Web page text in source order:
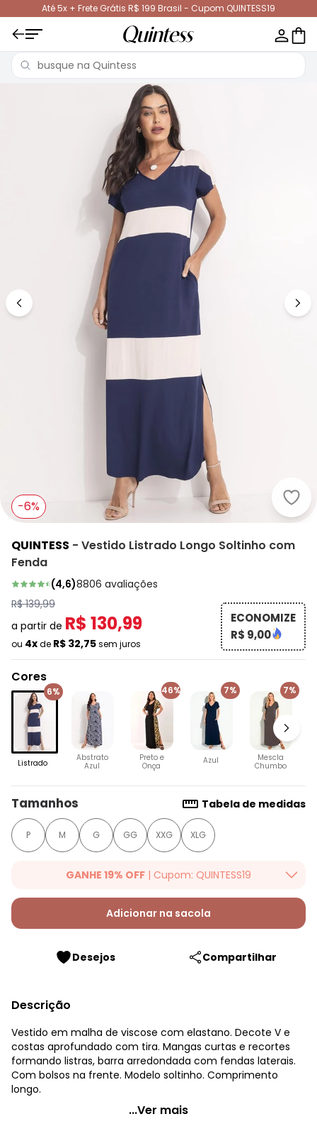
Até 5x + Frete Grátis R$ 199 Brasil - Cupom QUINTESS19
-6%
QUINTESS - Vestido Listrado Longo Soltinho com
Fenda
(4,6)8806 avaliações
R$ 139,99
a partir de R$ 130,99
ou 4xde R$ 32,75sem juros
ECONOMIZE
R$ 9,00
Cores
6%
Listrado
Abstrato
Azul
46%
Preto e
Onça
7%
Azul
7%
Mescla
Chumbo
Tamanhos Tabela de medidas
P M G GG XXG XLG
GANHE 19% OFF | Cupom: QUINTESS19
Ganhe 19% OFF Extra em qualquer valor, usando o cupom:
QUINTESS19. Válido para toda loja Quintess, até 07/08/2026.
Adicionar na sacola
Desejos Compartilhar
Descrição
Vestido em malha de viscose com elastano. Decote V e
costas aprofundado com tira. Mangas curtas e recortes
formando listras, barra arredondada com fendas laterais.
Com bolsos na frente. Modelo soltinho. Comprimento
longo.
Quintess - Vestido Listrado Longo Soltinho com Fenda
...Ver mais